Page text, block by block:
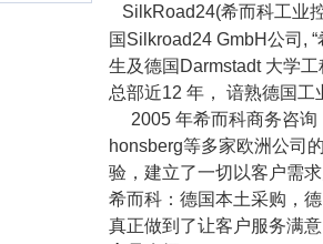
SilkRoad24(希而科工业
国Silkroad24 GmbH公司,
生及德国Darmstadt 大学
总部近12 年， 谙熟德国
2005 年希而科商务咨
honsberg等多家欧洲公司
验，建立了一切以客户需
希而科：德国本土采购，
真正做到了让客户服务满